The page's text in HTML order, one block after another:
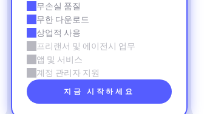
무손실 품질
무한 다운로드
상업적 사용
프리랜서 및 에이전시 업무
앱 및 서비스
계정 관리자 지원
지금 시작하세요